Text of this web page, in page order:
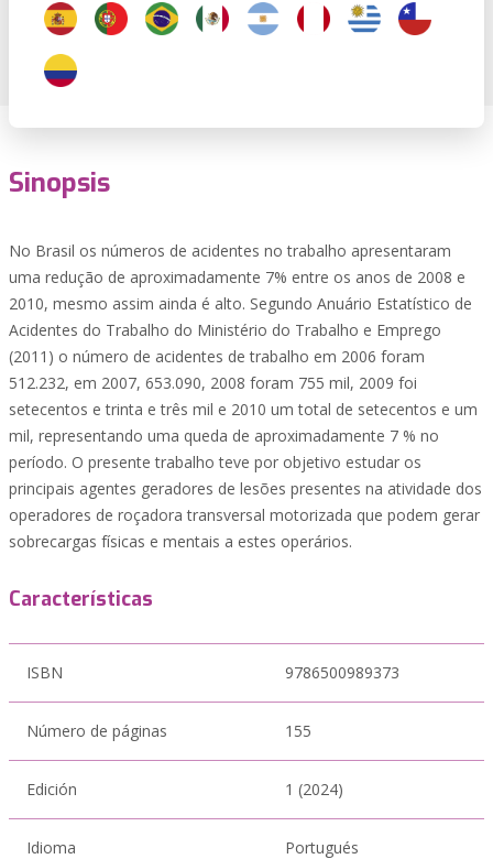
Sinopsis
No Brasil os números de acidentes no trabalho apresentaram
uma redução de aproximadamente 7% entre os anos de 2008 e
2010, mesmo assim ainda é alto. Segundo Anuário Estatístico de
Acidentes do Trabalho do Ministério do Trabalho e Emprego
(2011) o número de acidentes de trabalho em 2006 foram
512.232, em 2007, 653.090, 2008 foram 755 mil, 2009 foi
setecentos e trinta e três mil e 2010 um total de setecentos e um
mil, representando uma queda de aproximadamente 7 % no
período. O presente trabalho teve por objetivo estudar os
principais agentes geradores de lesões presentes na atividade dos
operadores de roçadora transversal motorizada que podem gerar
sobrecargas físicas e mentais a estes operários.
Características
ISBN 9786500989373
Número de páginas 155
Edición 1 (2024)
Idioma Portugués